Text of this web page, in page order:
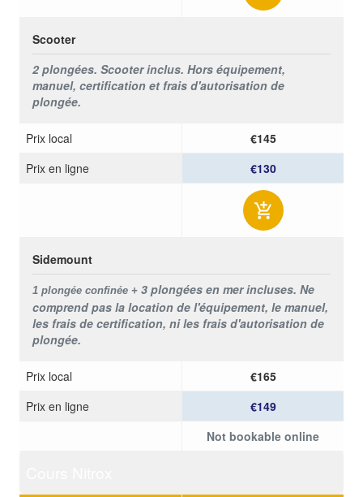
Scooter
2 plongées. Scooter inclus. Hors équipement,
manuel, certification et frais d'autorisation de
plongée.
Prix ​​local
€145
Prix ​​en ligne
€130
Sidemount
1 plongée confinée + 3 plongées en mer incluses. Ne
comprend pas la location de l'équipement, le manuel,
les frais de certification, ni les frais d'autorisation de
plongée.
Prix ​​local
€165
Prix ​​en ligne
€149
Not bookable online